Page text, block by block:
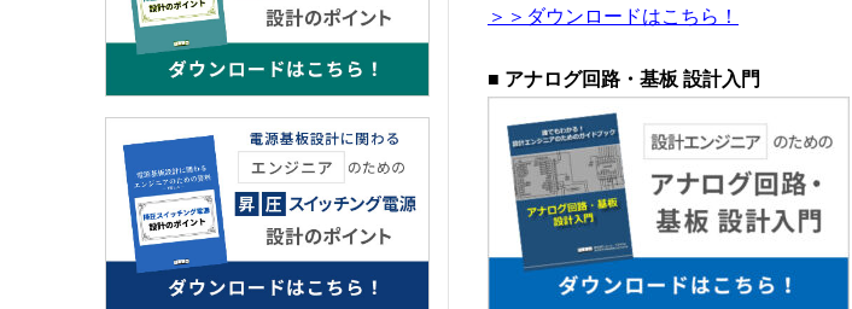
＞＞ダウンロードはこちら！
■ アナログ回路・基板 設計入門